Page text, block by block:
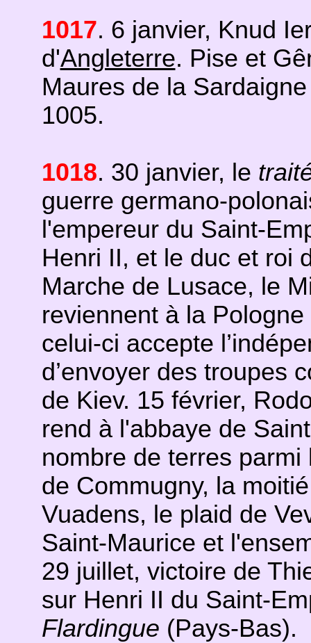
1017. 6 janvier, Knud
d'Angleterre. Pise et
Maures de la
1005.
1018. 30 janvier, le
guerre germano-
l'empereur du Saint-
Henri II, et le duc et roi
Marche de Lusace, le
reviennent à la
celui-ci accepte
d’envoyer des troupes
de Kiev. 15 février,
rend à l'abbaye de
nombre de terres
de Commugny, la
Vuadens, le plaid de
Saint-Maurice et
29 juillet, victoire de
sur Henri II du Saint-
Flardingue (Pays-Bas).